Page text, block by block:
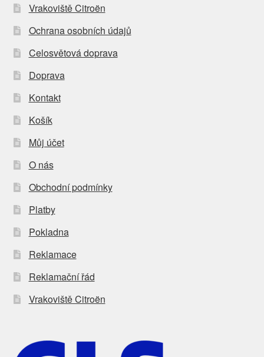
Vrakoviště Citroën
Ochrana osobních údajů
Celosvětová doprava
Doprava
Kontakt
Košík
Můj účet
O nás
Obchodní podmínky
Platby
Pokladna
Reklamace
Reklamační řád
Vrakoviště Citroën